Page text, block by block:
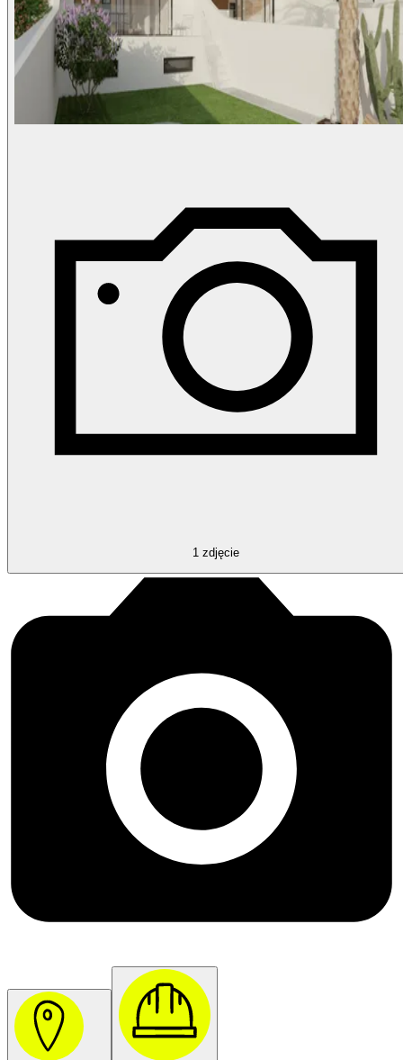
1 zdjęcie